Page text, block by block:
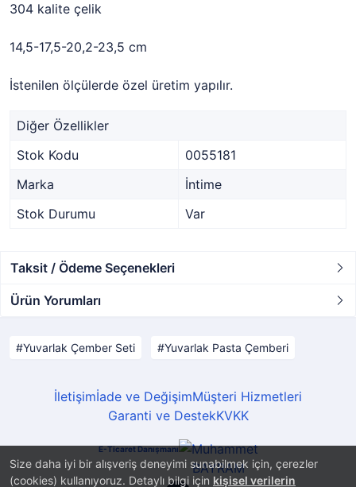
Size daha iyi bir alışveriş deneyimi sunabilmek için, çerezler
(cookies) kullanıyoruz. Detaylı bilgi için kişisel verilerin
304 kalite çelik
14,5-17,5-20,2-23,5 cm
İstenilen ölçülerde özel üretim yapılır.
Diğer Özellikler
Stok Kodu
0055181
Marka
İntime
Stok Durumu
Var
Taksit / Ödeme Seçenekleri
Ürün Yorumları
Yuvarlak Çember Seti Yuvarlak Pasta Çemberi
İletişimİade ve DeğişimMüşteri Hizmetleri
Garanti ve DestekKVKK
E-Ticaret Danışmanı